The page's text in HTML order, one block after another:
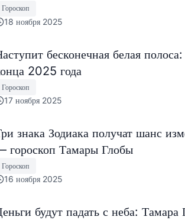
Гороскоп
18 ноября 2025
бесконечная белая
2025 года
Гороскоп
17 ноября 2025
знака Зодиака получат шанс
гороскоп Тамары Глобы
Гороскоп
16 ноября 2025
будут падать с неба: Тамара